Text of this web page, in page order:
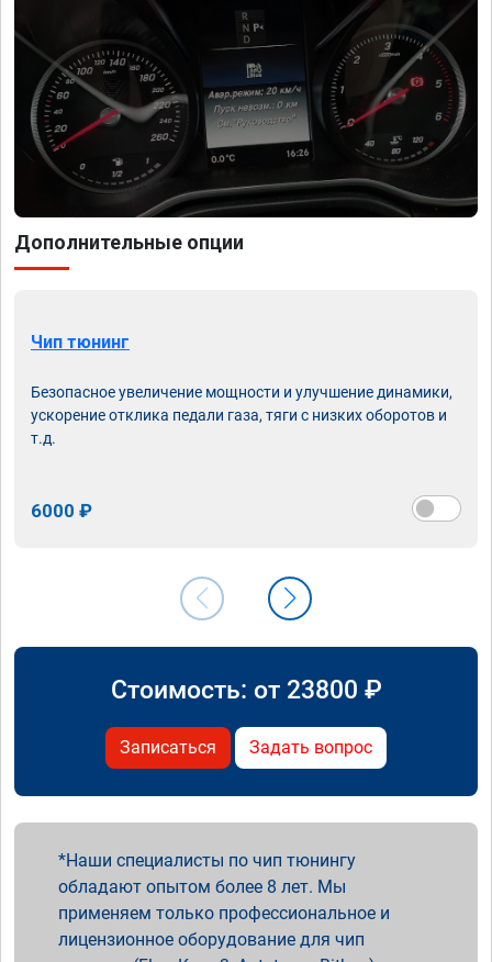
Дополнительные опции
Чип тюнинг
Безопасное увеличение мощности и улучшение динамики,
ускорение отклика педали газа, тяги с низких оборотов и
т.д.
6000 ₽
Стоимость: от 23800 ₽
Записаться Задать вопрос
Наши специалисты по чип тюнингу
обладают опытом более 8 лет. Мы
применяем только профессиональное и
лицензионное оборудование для чип